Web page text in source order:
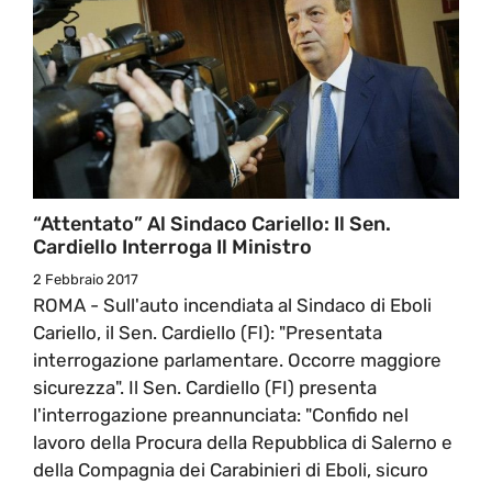
“Attentato” Al Sindaco Cariello: Il Sen.
Cardiello Interroga Il Ministro
2 Febbraio 2017
ROMA - Sull'auto incendiata al Sindaco di Eboli
Cariello, il Sen. Cardiello (FI): "Presentata
interrogazione parlamentare. Occorre maggiore
sicurezza". Il Sen. Cardiello (FI) presenta
l'interrogazione preannunciata: "Confido nel
lavoro della Procura della Repubblica di Salerno e
della Compagnia dei Carabinieri di Eboli, sicuro